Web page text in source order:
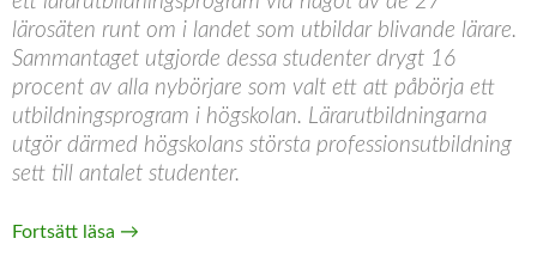
lärosäten runt om i landet som utbildar blivande lärare.
Sammantaget utgjorde dessa studenter drygt 16
procent av alla nybörjare som valt ett att påbörja ett
utbildningsprogram i högskolan. Lärarutbildningarna
utgör därmed högskolans största professionsutbildning
sett till antalet studenter.
Fortsätt läsa Lärarförsörjningen: en utmaning av historiska
→